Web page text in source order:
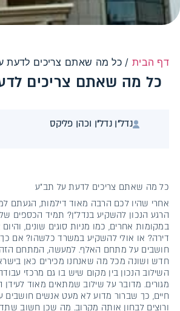
דף הבית / כל מה שאתם צריכים לדעת
כל מה שאתם צריכים
נדל״ן נדל״ן וכהן פליקס
כל מה שאתם צריכים לדעת על תב"ע
אחרי שהיו לכם הרבה מאוד דילמות, הגעתם
הרגע הנכון להשקיע בנדל״ן? תמיד הכספים
במקומות אחרים, כמו מניות סוגים שונים,
דירה? או אולי להשקיע במשרד כלשהו? אם
חושבים על מתחם האלף. למעשה, המתחם
חדש ושונה מכל מה שאנחנו מכירים כאן
השילוב הנכון בין מקום שיש בו גם מרכזי
מגורים. מדובר על שילוב שמתאים מאוד לעידן
חיים, כך שברור מדוע לא מעט אנשים חושבים
ורוצים לבחון אותה מקרוב. מה שכן חשוב